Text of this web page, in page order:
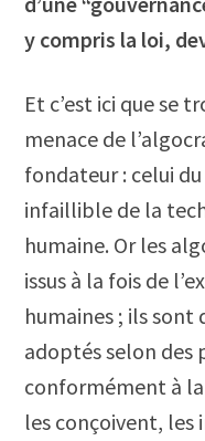
y compris la loi,
Et c’est ici que se
menace de
fondateur : celui
infaillible de la
humaine. Or les
issus à la fois de
humaines ; ils sont
adoptés selon des
conformément à la
les conçoivent,